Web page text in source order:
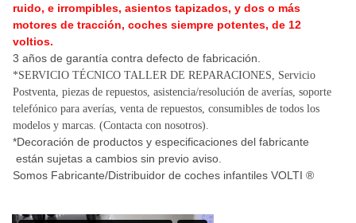
ruido, e irrompibles, asientos tapizados, y dos o más
motores de tracción, coches siempre potentes, de 12
voltios.
3 años de garantía contra defecto de fabricación.
*SERVICIO TÉCNICO TALLER DE REPARACIONES, Servicio
Postventa , piezas de repuestos, asistencia/resolución de averías, soporte
telefónico para averías, venta de repuestos, consumibles de todos los
modelos y marcas. (Contacta con nosotros).
*Decoración de productos y especificaciones del fabricante
están sujetas a cambios sin previo aviso.
Somos Fabricante/Distribuidor de coches infantiles VOLTI ®